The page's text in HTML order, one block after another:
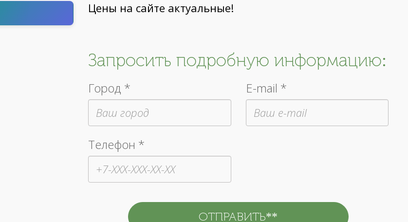
Цены на сайте актуальные!
Запросить подробную информацию:
Город * E-mail *
Телефон *